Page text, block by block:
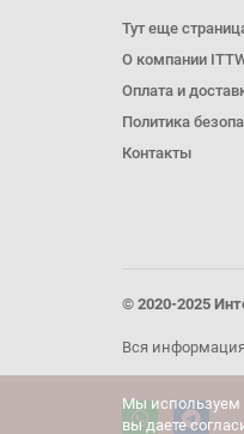
Мы используем
вы даете
Тут еще
О компании
Оплата и
Политика
Контакты
© 2020-2025
Вся